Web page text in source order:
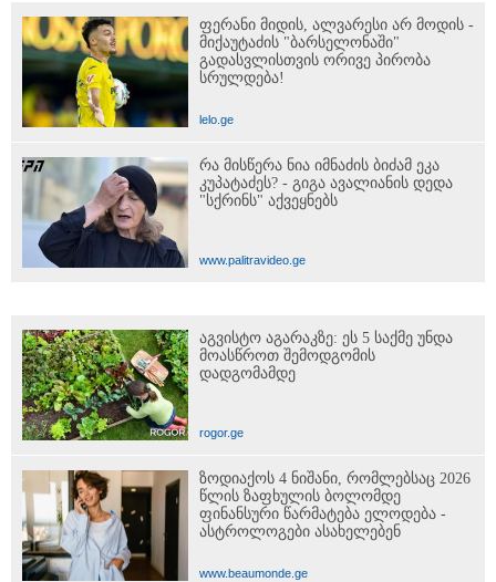
ფერანი მიდის, ალვარესი არ მოდის -
მიქაუტაძის "ბარსელონაში"
გადასვლისთვის ორივე პირობა
სრულდება!
lelo.ge
რა მისწერა ნია იმნაძის ბიძამ ეკა
კუპატაძეს? - გიგა ავალიანის დედა
"სქრინს" აქვეყნებს
www.palitravideo.ge
აგვისტო აგარაკზე: ეს 5 საქმე უნდა
მოასწროთ შემოდგომის
დადგომამდე
rogor.ge
ზოდიაქოს 4 ნიშანი, რომლებსაც 2026
წლის ზაფხულის ბოლომდე
ფინანსური წარმატება ელოდება -
ასტროლოგები ასახელებენ
www.beaumonde.ge